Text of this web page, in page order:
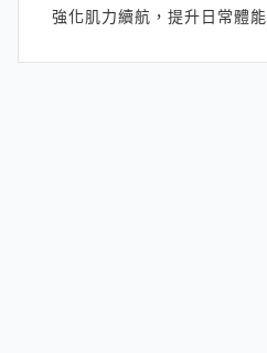
強化肌力續航，提升日常體能